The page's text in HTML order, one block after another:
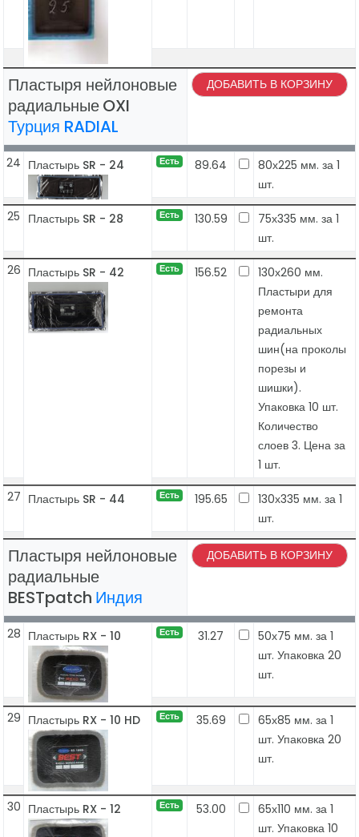
Пластыря нейлоновые
радиальныеOXI
Турция RADIAL
ДОБАВИТЬ В КОРЗИНУ
24 Пластырь SR - 24 Есть 89.64
80х225 мм. за 1
шт.
25 Пластырь SR - 28 Есть 130.59
75х335 мм. за 1
шт.
26 Пластырь SR - 42 Есть 156.52
130х260 мм.
Пластыри для
ремонта
радиальных
шин(на проколы
порезы и
шишки).
Упаковка 10 шт.
Количество
слоев 3. Цена за
1 шт.
27 Пластырь SR - 44 Есть 195.65
130х335 мм. за 1
шт.
Пластыря нейлоновые
радиальные
BESTpatch Индия
ДОБАВИТЬ В КОРЗИНУ
28 Пластырь RX - 10 Есть 31.27
50х75 мм. за 1
шт. Упаковка 20
шт.
29 Пластырь RX - 10 HD Есть 35.69
65х85 мм. за 1
шт. Упаковка 20
шт.
30 Пластырь RX - 12 Есть 53.00
65х110 мм. за 1
шт. Упаковка 10